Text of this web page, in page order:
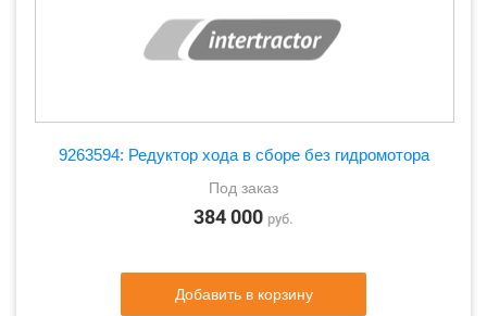
9263594: Редуктор хода в сборе без гидромотора
Под заказ
384 000 руб.
Добавить в корзину